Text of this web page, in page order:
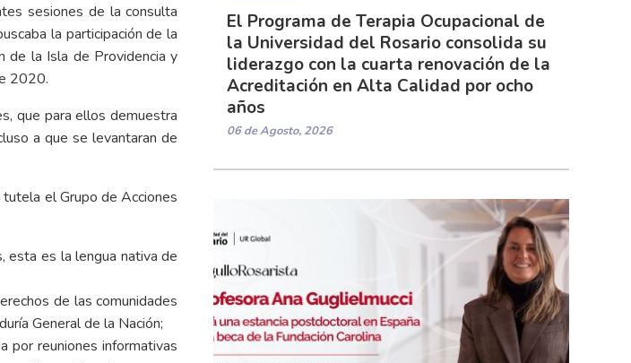
sesiones de la consulta
la participación de la
de la Isla de Providencia y
2020.
que para ellos demuestra
a que se levantaran de
el Grupo de Acciones
esta es la lengua nativa de
de las comunidades
General de la Nación;
por reuniones informativas
El Programa de Terapia Ocupacional de
la Universidad del Rosario consolida su
liderazgo con la cuarta renovación de la
Acreditación en Alta Calidad por ocho
años
06 de Agosto, 2026